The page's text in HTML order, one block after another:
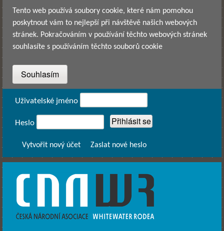
Přejít k hlavnímu obsahu
Tento web používá soubory cookie, které nám pomohou
poskytnout vám to nejlepší při návštěvě našich webových
stránek. Pokračováním v používání těchto webových stránek
souhlasíte s používáním těchto souborů cookie
Přihlášení
Uživatelské jméno
Heslo
Vytvořit nový účet Zaslat nové heslo
CNAWR -
Národní
Asociace